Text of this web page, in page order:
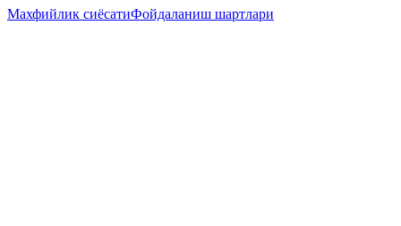
Махфийлик сиёсатиФойдаланиш шартлари